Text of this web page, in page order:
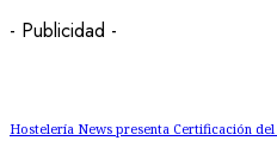
- Publicidad -
Hostelería News presenta Certificación